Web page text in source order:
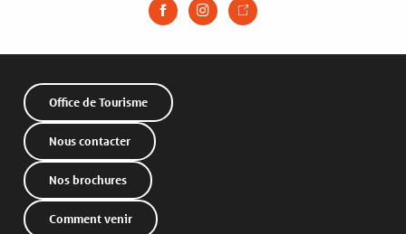
Office de Tourisme
Nous contacter
Nos brochures
Comment venir